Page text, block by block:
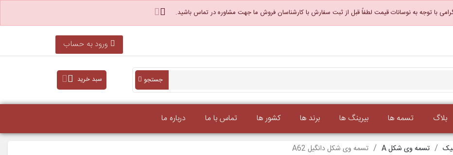
با توجه به نوسانات قیمت لطفاً قبل از ثبت سفارش با کارشناسان فروش ما جهت مشاوره در تماس باشید.
ورود به حساب
جستجو سبد خرید
بلاگ تسمه ها بیرینگ ها برند ها کشور ها تماس با ما درباره ما
تسمه وی شکل A تسمه وی شکل دانگیل A62